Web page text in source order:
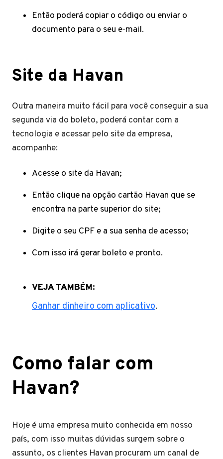
Então poderá copiar o código ou enviar o
documento para o seu e-mail.
Site da Havan
Outra maneira muito fácil para você conseguir a sua
segunda via do boleto, poderá contar com a
tecnologia e acessar pelo site da empresa,
acompanhe:
Acesse o site da Havan;
Então clique na opção cartão Havan que se
encontra na parte superior do site;
Digite o seu CPF e a sua senha de acesso;
Com isso irá gerar boleto e pronto.
VEJA TAMBÉM:
Ganhar dinheiro com aplicativo.
Como falar com
Havan?
Hoje é uma empresa muito conhecida em nosso
país, com isso muitas dúvidas surgem sobre o
assunto, os clientes Havan procuram um canal de